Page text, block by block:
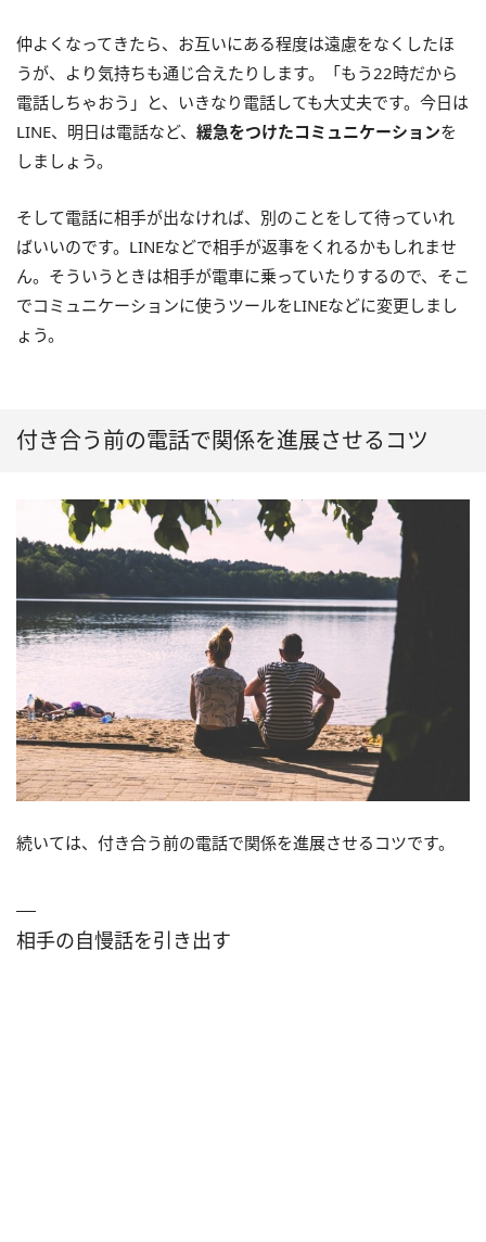
仲よくなってきたら、お互いにある程度は遠慮をなくしたほ
うが、より気持ちも通じ合えたりします。「もう22時だから
電話しちゃおう」と、いきなり電話しても大丈夫です。今日は
LINE、明日は電話など、 緩急をつけたコミュニケーションを
しましょう。
そして電話に相手が出なければ、別のことをして待っていれ
ばいいのです。LINEなどで相手が返事をくれるかもしれませ
ん。そういうときは相手が電車に乗っていたりするので、そこ
でコミュニケーションに使うツールをLINEなどに変更しまし
ょう。
付き合う前の電話で関係を進展させるコツ
続いては、付き合う前の電話で関係を進展させるコツです。
相手の自慢話を引き出す